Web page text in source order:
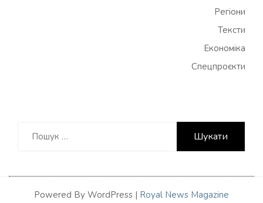
Регіони
Тексти
Економіка
Спецпроєкти
Powered By WordPress | Royal News Magazine